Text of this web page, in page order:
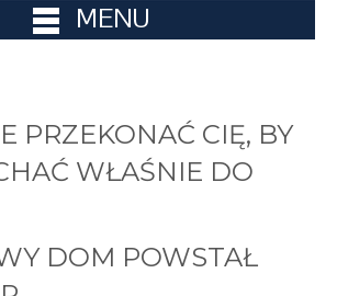
MENU
PRZEKONAĆ CIĘ, BY
WŁAŚNIE DO
DOM POWSTAŁ